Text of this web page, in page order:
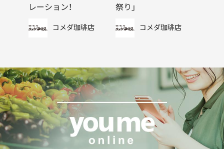
レーション！
コメダ珈琲店
祭り」
コメダ珈琲店